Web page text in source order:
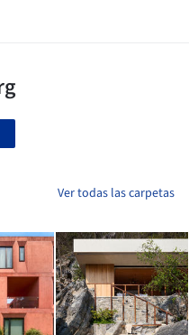
Ver todas las carpetas